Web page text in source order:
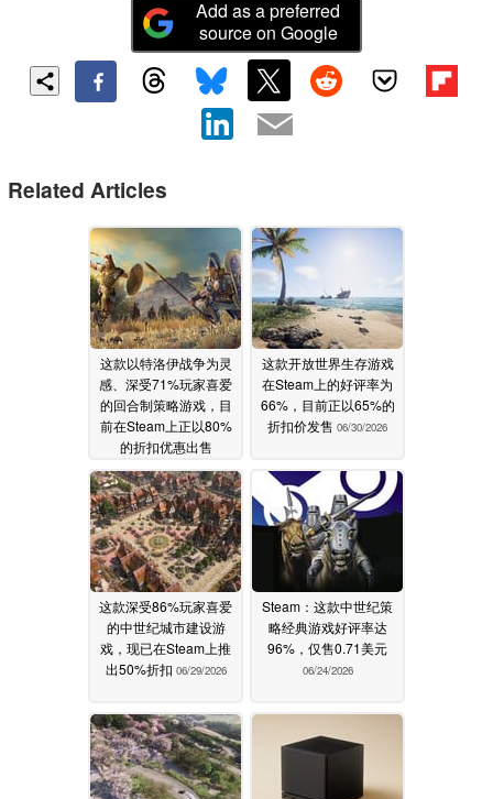
Add as a preferred
source on Google
Related Articles
这款以特洛伊战争为灵
感、深受71%玩家喜爱
的回合制策略游戏，目
前在Steam上正以80%
的折扣优惠出售
07/01/2026
这款开放世界生存游戏
在Steam上的好评率为
66%，目前正以65%的
折扣价发售 06/30/2026
这款深受86%玩家喜爱
的中世纪城市建设游
戏，现已在Steam上推
出50%折扣 06/29/2026
Steam：这款中世纪策
略经典游戏好评率达
96%，仅售0.71美元
06/24/2026